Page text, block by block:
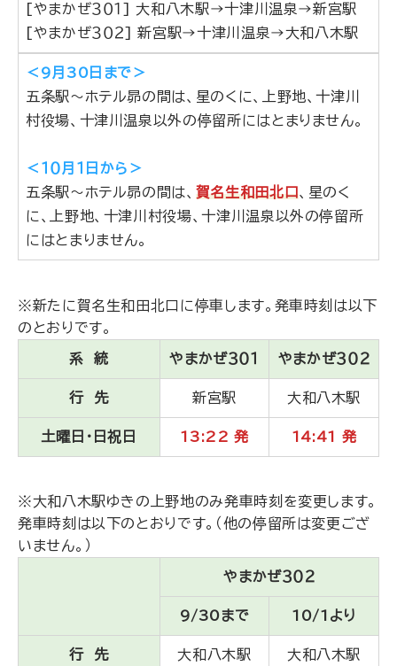
[やまかぜ３０１] 大和八木駅→十津川温泉→新宮駅
[やまかぜ３０２] 新宮駅→十津川温泉→大和八木駅
＜9月30日まで＞
五条駅～ホテル昴の間は、星のくに、上野地、十津川
村役場、十津川温泉以外の停留所にはとまりません。
＜１０月１日から＞
五条駅～ホテル昴の間は、 賀名生和田北口、星のく
に、上野地、十津川村役場、十津川温泉以外の停留所
にはとまりません。
※新たに賀名生和田北口に停車します。発車時刻は以下
のとおりです。
系 統 やまかぜ３０１ やまかぜ３０２
行 先 新宮駅 大和八木駅
土曜日・日祝日 13:22 発 14:41 発
※大和八木駅ゆきの上野地のみ発車時刻を変更します。
発車時刻は以下のとおりです。（他の停留所は変更ござ
いません。）
やまかぜ３０２
9/30まで 10/1より
行 先 大和八木駅 大和八木駅